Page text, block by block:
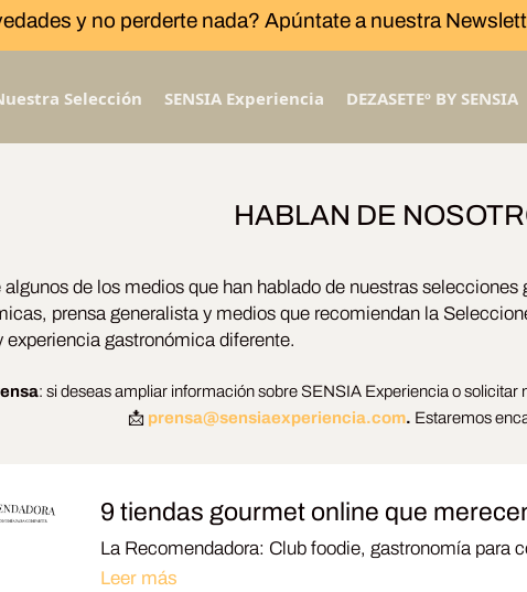
y no perderte nada? Apúntate a nuestra
Selección SENSIA Experiencia DEZASETEº BY SENSIA
HABLAN DE
algunos de los medios que han hablado de nuestras
prensa generalista y medios que recomiendan la
experiencia gastronómica diferente.
: si deseas ampliar información sobre SENSIA Experiencia o solicitar
📩 prensa@sensiaexperiencia.com. Estaremos
9 tiendas gourmet online que
La Recomendadora: Club foodie, gastronomía para
Leer más